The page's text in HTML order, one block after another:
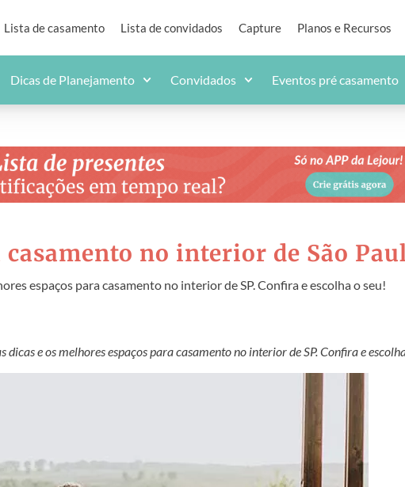
Lista de casamento Lista de convidados Capture Planos e Recursos
Dicas de Planejamento Convidados Eventos pré casamento
casamento no interior de São
espaços para casamento no interior de SP. Confira e escolha o seu!
e os melhores espaços para casamento no interior de SP. Confira e